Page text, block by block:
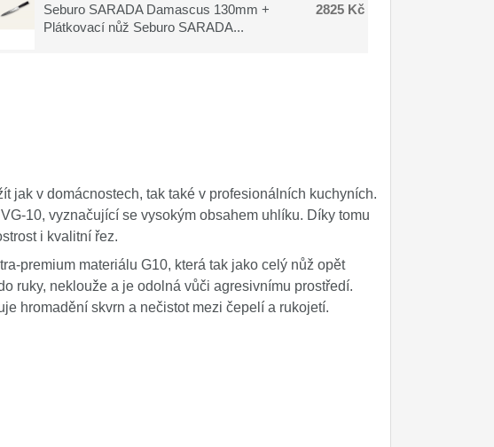
Seburo SARADA Damascus 130mm +
Plátkovací nůž Seburo SARADA...
2825 Kč
jak v domácnostech, tak také v profesionálních kuchyních.
10, vyznačující se vysokým obsahem uhlíku. Díky tomu
i kvalitní řez.
premium materiálu G10, která tak jako celý nůž opět
ruky, neklouže a je odolná vůči agresivnímu prostředí.
hromadění skvrn a nečistot mezi čepelí a rukojetí.